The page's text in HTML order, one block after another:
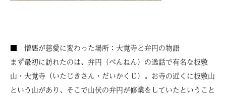
■ 憎悪が慈愛に変わった場所：大覚寺と弁円の物語
まず最初に訪れたのは、弁円（べんねん）の逸話で有名な板敷
山・大覚寺（いたじきさん・だいかくじ）。お寺の近くに板敷山
という山があり、そこで山伏の弁円が修業をしていたということ